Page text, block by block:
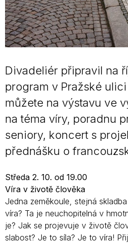
Divadeliér připravil na
program v Pražské
můžete na výstavu ve
na téma víry, poradnu
seniory, koncert s
přednášku o
Středa 2. 10. od 19.00
Víra v životě člověka
Jedna zeměkoule, stejná
víra? Ta je neuchopitelná v
je? Jak se projevuje v životě
slabost? Je to síla? Je to víra!